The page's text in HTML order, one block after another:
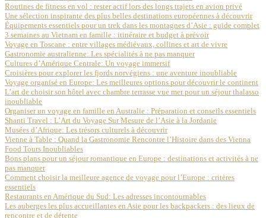
Routines de fitness en vol : rester actif lors des longs trajets en avion privé
Une sélection inspirante des plus belles destinations européennes à découvrir
Équipements essentiels pour un trek dans les montagnes d’Asie : guide complet
3 semaines au Vietnam en famille : itinéraire et budget à prévoir
Voyage en Toscane : entre villages médiévaux, collines et art de vivre
Gastronomie australienne: Les spécialités à ne pas manquer
Cultures d’Amérique Centrale: Un voyage immersif
Croisières pour explorer les fjords norvégiens : une aventure inoubliable
Voyage organisé en Europe: Les meilleures options pour découvrir le continent
L’art de choisir son hôtel avec chambre terrasse vue mer pour un séjour thalasso
inoubliable
Organiser un voyage en famille en Australie : Préparation et conseils essentiels
Shanti Travel : L’Art du Voyage Sur Mesure de l’Asie à la Jordanie
Musées d’Afrique: Les trésors culturels à découvrir
Vienne à Table : Quand la Gastronomie Rencontre l’Histoire dans des Vienna
Food Tours Inoubliables
Bons plans pour un séjour romantique en Europe : destinations et activités à ne
pas manquer
Comment choisir la meilleure agence de voyage pour l’Europe : critères
essentiels
Restaurants en Amérique du Sud: Les adresses incontournables
Les auberges les plus accueillantes en Asie pour les backpackers : des lieux de
rencontre et de détente